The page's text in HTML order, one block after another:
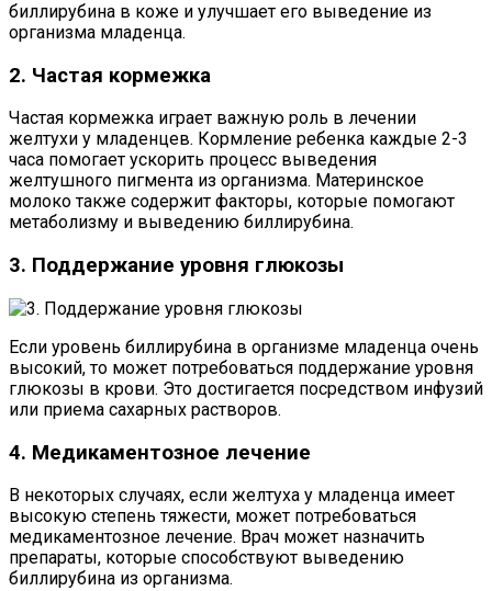
биллирубина в коже и улучшает его выведение из
организма младенца.
2. Частая кормежка
Частая кормежка играет важную роль в лечении
желтухи у младенцев. Кормление ребенка каждые 2-3
часа помогает ускорить процесс выведения
желтушного пигмента из организма. Материнское
молоко также содержит факторы, которые помогают
метаболизму и выведению биллирубина.
3. Поддержание уровня глюкозы
Если уровень биллирубина в организме младенца очень
высокий, то может потребоваться поддержание уровня
глюкозы в крови. Это достигается посредством инфузий
или приема сахарных растворов.
4. Медикаментозное лечение
В некоторых случаях, если желтуха у младенца имеет
высокую степень тяжести, может потребоваться
медикаментозное лечение. Врач может назначить
препараты, которые способствуют выведению
биллирубина из организма.